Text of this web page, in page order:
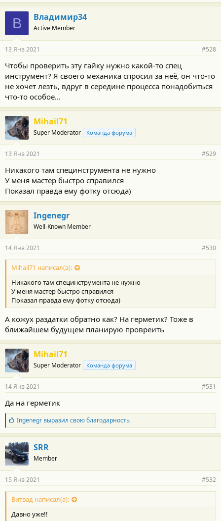
В Владимир34
Active Member
13 Янв 2021 #528
Чтобы проверить эту гайку нужно какой-то спец
инструмент? Я своего механика спросил за неё, он что-то
не хочет лезть, вдруг в середине процесса понадобиться
что-то особое...
Mihail71
Super Moderator Команда форума
13 Янв 2021 #529
Никакого там специнструмента не нужно
У меня мастер быстро справился
Показал правда ему фотку отсюда)
Ingenegr
Well-Known Member
14 Янв 2021 #530
Mihail71 написал(а):
Никакого там специнструмента не нужно
У меня мастер быстро справился
Показал правда ему фотку отсюда)
А кожух раздатки обратно как? На герметик? Тоже в
ближайшем будущем планирую провреить
Mihail71
Super Moderator Команда форума
14 Янв 2021 #531
Да на герметик
Б
л
а
г
о
д
а
н
о
с
и
Ingenegrвыразил свою благодарность
SRR
Member
15 Янв 2021 #532
Витвад написал(а):
Давно уже!!